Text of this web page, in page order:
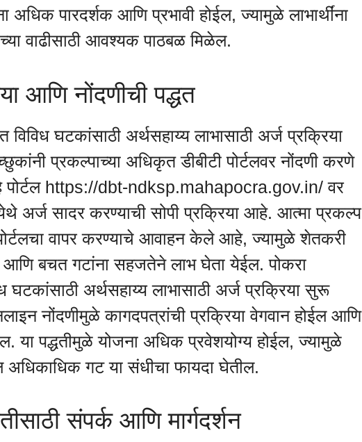
अधिक पारदर्शक आणि प्रभावी होईल, ज्यामुळे लाभार्थींना
वाढीसाठी आवश्यक पाठबळ मिळेल.
आणि नोंदणीची पद्धत
विविध घटकांसाठी अर्थसहाय्य लाभासाठी अर्ज प्रक्रिया
प्रकल्पाच्या अधिकृत डीबीटी पोर्टलवर नोंदणी करणे
https://dbt-ndksp.mahapocra.gov.in/ वर
अर्ज सादर करण्याची सोपी प्रक्रिया आहे. आत्मा प्रकल्प
वापर करण्याचे आवाहन केले आहे, ज्यामुळे शेतकरी
आणि बचत गटांना सहजतेने लाभ घेता येईल. पोकरा
घटकांसाठी अर्थसहाय्य लाभासाठी अर्ज प्रक्रिया सुरू
नोंदणीमुळे कागदपत्रांची प्रक्रिया वेगवान होईल आणि
या पद्धतीमुळे योजना अधिक प्रवेशयोग्य होईल, ज्यामुळे
अधिकाधिक गट या संधीचा फायदा घेतील.
संपर्क आणि मार्गदर्शन